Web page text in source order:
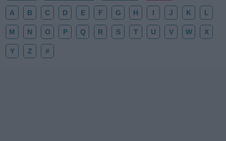
A B C D E F G H I J K L
M N O P Q R S T U V W X
Y Z #